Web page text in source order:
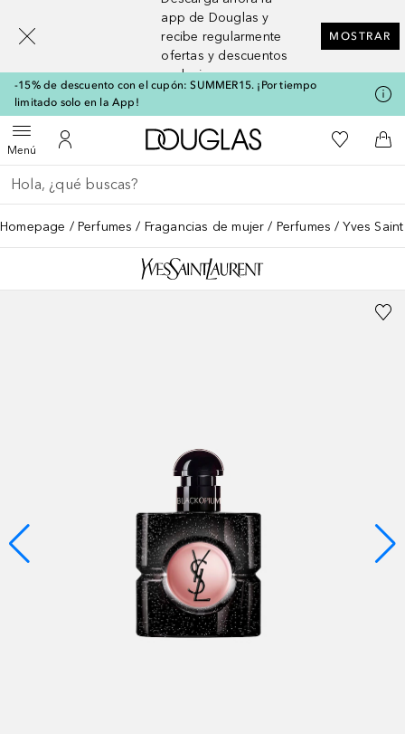
app de Douglas y
recibe regularmente
ofertas y descuentos
exclusivos
MOSTRAR
-15% de descuento con el cupón: SUMMER15. ¡Por tiempo
limitado solo en la App!
MenúAbrir menúMi cuenta
A Douglas HomeMi lista de
A
Regresar
Ejecutar búsqueda
Homepage Perfumes Fragancias de mujer Perfumes Yves
[navigation.slideout.screenreader]